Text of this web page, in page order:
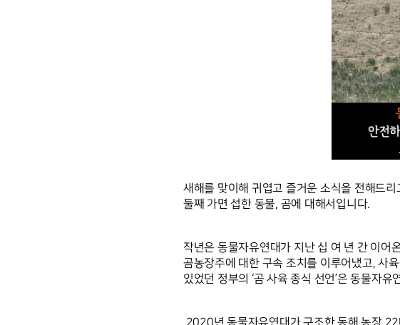
새해를 맞이해 귀엽고 즐거운 소식을 전해드
둘째 가면 섭한 동물, 곰에 대해서입니다.
작년은 동물자유연대가 지난 십 여 년 간 이어
곰농장주에 대한 구속 조치를 이루어냈고, 사
있었던 정부의 ‘곰 사육 종식 선언’은 동물자
2020년 동물자유연대가 구조한 동해 농장